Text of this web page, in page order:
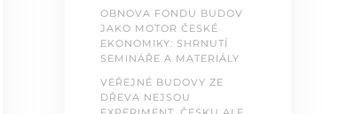
OBNOVA FONDU BUDOV
JAKO MOTOR ČESKÉ
EKONOMIKY: SHRNUTÍ
SEMINÁŘE A MATERIÁLY
VEŘEJNÉ BUDOVY ZE
DŘEVA NEJSOU